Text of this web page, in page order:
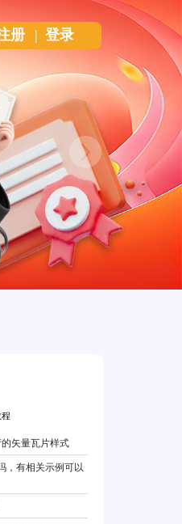
Next
册 | 登录
矢量瓦片样式
，有相关示例可以